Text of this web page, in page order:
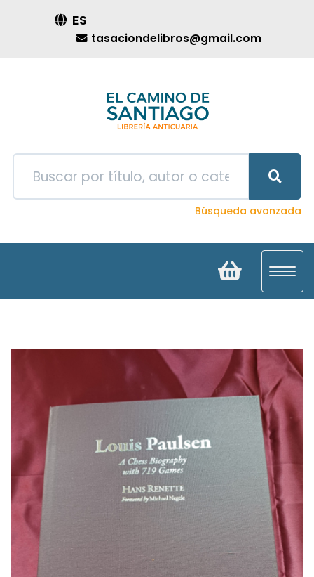
ES
tasaciondelibros@gmail.com
Búsqueda avanzada